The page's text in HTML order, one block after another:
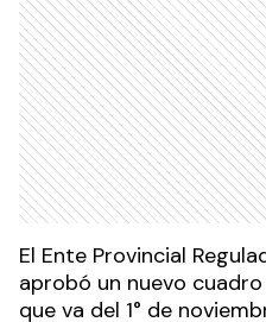
El Ente Provincial
aprobó un nuevo
que va del 1° de